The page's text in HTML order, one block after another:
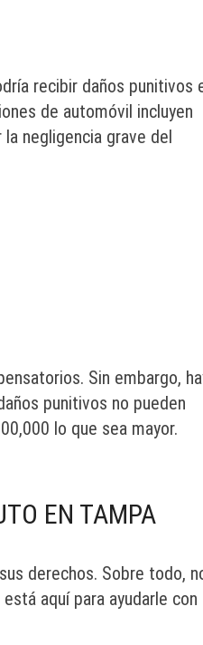
recibir daños punitivos
de automóvil incluyen
negligencia grave del
Sin embargo,
punitivos no pueden
lo que sea mayor.
EN TAMPA
derechos. Sobre todo,
está aquí para ayudarle con